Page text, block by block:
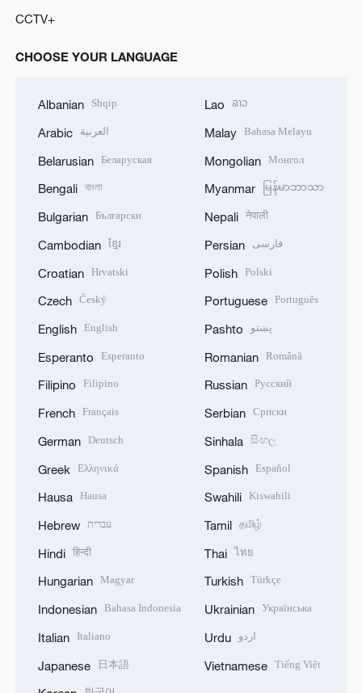
CCTV+
CHOOSE YOUR LANGUAGE
Albanian Shqip
Arabic العربية
Belarusian Беларуская
Bengali বাংলা
Bulgarian Български
Cambodian ខ្មែរ
Croatian Hrvatski
Czech Český
English English
Esperanto Esperanto
Filipino Filipino
French Français
German Deutsch
Greek Ελληνικά
Hausa Hausa
Hebrew עברית
Hindi हिन्दी
Hungarian Magyar
Indonesian Bahasa Indonesia
Italian Italiano
Japanese 日本語
Lao ລາວ
Malay Bahasa Melayu
Mongolian Монгол
Myanmar မြန်မာဘာသာ
Nepali नेपाली
Persian فارسی
Polish Polski
Portuguese Português
Pashto پښتو
Romanian Română
Russian Русский
Serbian Српски
Sinhala සිංහල
Spanish Español
Swahili Kiswahili
Tamil தமிழ்
Thai ไทย
Turkish Türkçe
Ukrainian Українська
Urdu اردو
Vietnamese Tiếng Việt